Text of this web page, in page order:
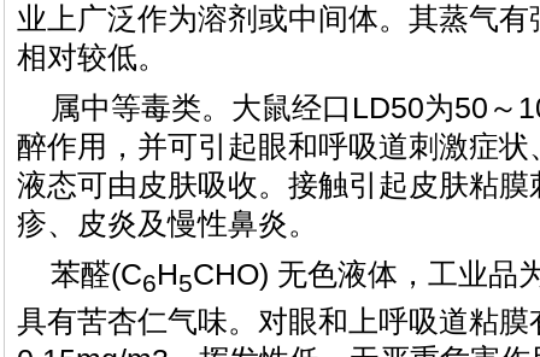
业上广泛作为溶剂或中间体。其蒸气
相对较低。
属中等毒类。大鼠经口LD50为50～
醉作用，并可引起眼和呼吸道刺激症
液态可由皮肤吸收。接触引起皮肤粘
疹、皮炎及慢性鼻炎。
苯醛(C6H5CHO) 无色液体，工业品
具有苦杏仁气味。对眼和上呼吸道粘